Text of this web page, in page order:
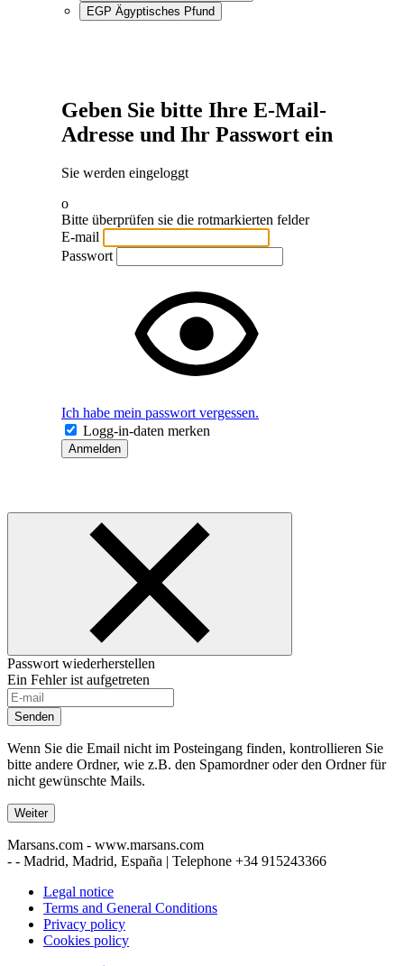
EGP Ägyptisches Pfund
Geben Sie bitte Ihre E-Mail-
Adresse und Ihr Passwort ein
Sie werden eingeloggt
o
Bitte überprüfen sie die rotmarkierten felder
E-mail
Passwort
Ich habe mein passwort vergessen.
Logg-in-daten merken
Anmelden
Passwort wiederherstellen
Ein Fehler ist aufgetreten
Senden
Wenn Sie die Email nicht im Posteingang finden, kontrollieren Sie
bitte andere Ordner, wie z.B. den Spamordner oder den Ordner für
nicht gewünschte Mails.
Weiter
Marsans.com - www.marsans.com
- - Madrid, Madrid, España | Telephone +34 915243366
Legal notice
Terms and General Conditions
Privacy policy
Cookies policy